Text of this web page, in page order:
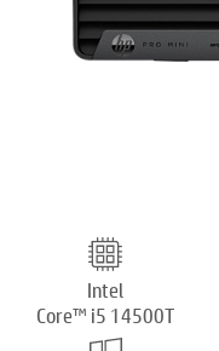
Intel
Core™ i5 14500T